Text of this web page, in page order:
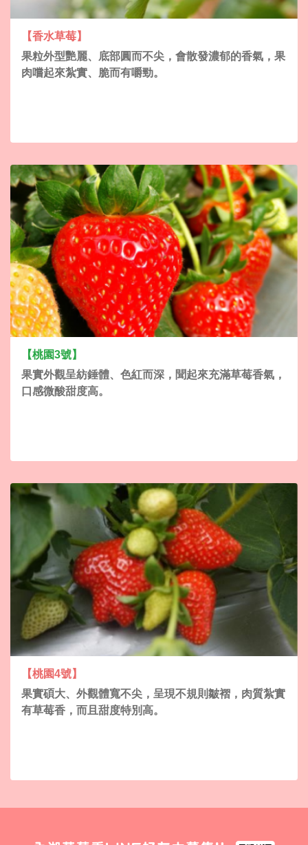
【香水草莓】
果粒外型艷麗、底部圓而不尖，會散發濃郁的香氣，果
肉嚐起來紮實、脆而有嚼勁。
【桃園3號】
果實外觀呈紡錘體、色紅而深，聞起來充滿草莓香氣，
口感微酸甜度高。
【桃園4號】
果實碩大、外觀體寬不尖，呈現不規則皺褶，肉質紮實
有草莓香，而且甜度特別高。